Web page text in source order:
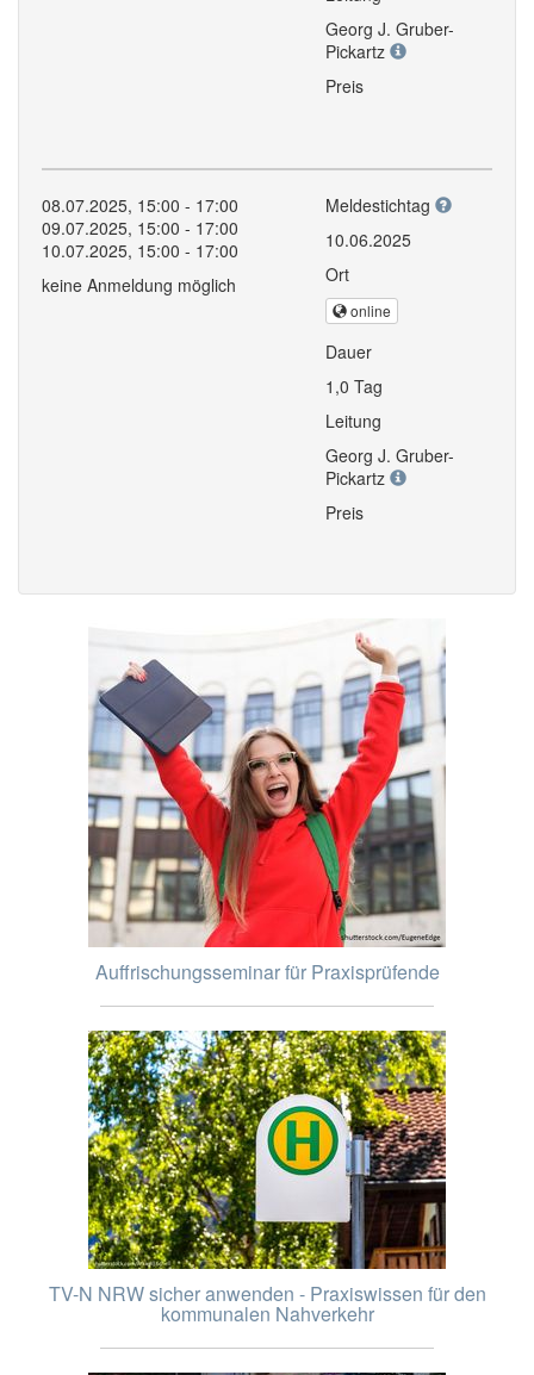
Georg J. Gruber-
Pickartz
Preis
08.07.2025, 15:00 - 17:00
09.07.2025, 15:00 - 17:00
10.07.2025, 15:00 - 17:00
keine Anmeldung möglich
Meldestichtag
10.06.2025
Ort
online
Dauer
1,0 Tag
Leitung
Georg J. Gruber-
Pickartz
Preis
Auffrischungsseminar für Praxisprüfende
TV-N NRW sicher anwenden - Praxiswissen für den
kommunalen Nahverkehr